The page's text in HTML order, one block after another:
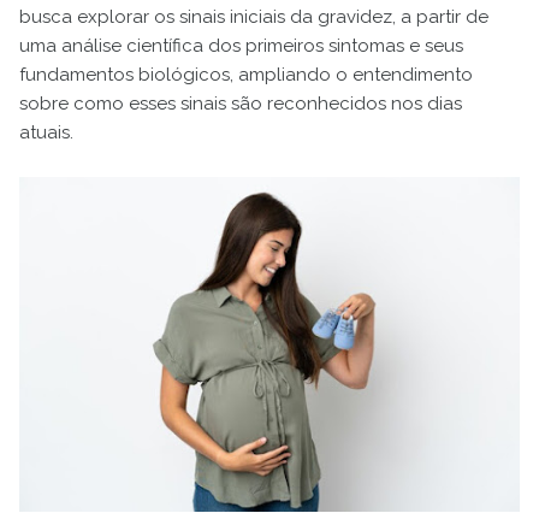
busca explorar os sinais iniciais da gravidez, a partir de
uma análise científica dos primeiros sintomas e seus
fundamentos biológicos, ampliando o entendimento
sobre como esses sinais são reconhecidos nos dias
atuais.